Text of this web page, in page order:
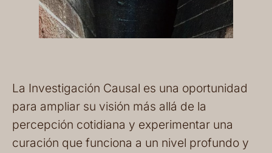
La Investigación Causal es una oportunidad
para ampliar su visión más allá de la
percepción cotidiana y experimentar una
curación que funciona a un nivel profundo y